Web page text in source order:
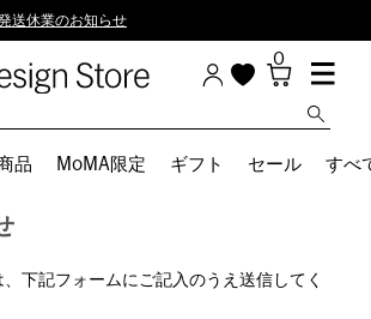
送休業のお知らせ
0
品 MoMA限定 ギフト セール すべ
下記フォームにご記入のうえ送信してく